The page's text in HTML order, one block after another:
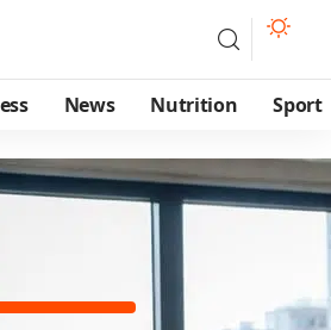
News Nutrition Sport